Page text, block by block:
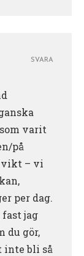
varit
på
vikt – vi
per dag.
jag
du gör,
inte bli så
SVARA